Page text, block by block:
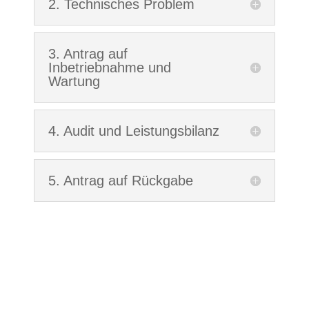
2. Technisches Problem
3. Antrag auf
Inbetriebnahme und
Wartung
4. Audit und Leistungsbilanz
5. Antrag auf Rückgabe